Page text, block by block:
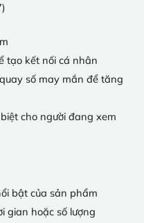
tạo kết nối cá nhân
số may mắn để tăng
cho người đang xem
bật của sản phẩm
gian hoặc số lượng